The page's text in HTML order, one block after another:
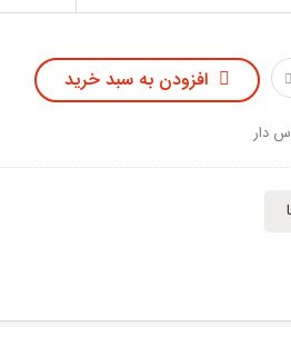
افزودن به سبد خرید
دار